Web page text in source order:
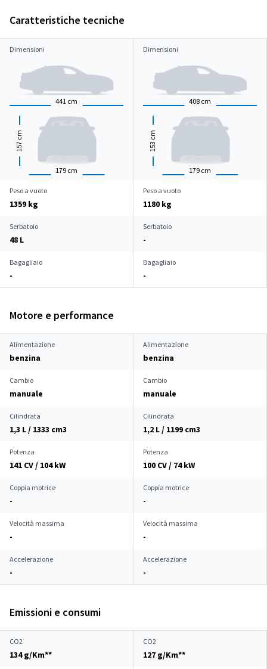
Caratteristiche tecniche
Dimensioni
441 cm
179 cm
157
cm
Dimensioni
408 cm
179 cm
153
cm
Peso a vuoto
1359 kg
Peso a vuoto
1180 kg
Serbatoio
48 L
Serbatoio
-
Bagagliaio
-
Bagagliaio
-
Motore e performance
Alimentazione
benzina
Alimentazione
benzina
Cambio
manuale
Cambio
manuale
Cilindrata
1,3 L / 1333 cm3
Cilindrata
1,2 L / 1199 cm3
Potenza
141 CV / 104 kW
Potenza
100 CV / 74 kW
Coppia motrice
-
Coppia motrice
-
Velocità massima
-
Velocità massima
-
Accelerazione
-
Accelerazione
-
Emissioni e consumi
CO2
134 g/Km**
CO2
127 g/Km**